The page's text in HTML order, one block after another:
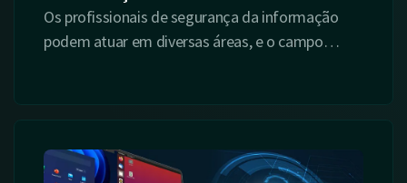
Os profissionais de segurança da informação
podem atuar em diversas áreas, e o campo